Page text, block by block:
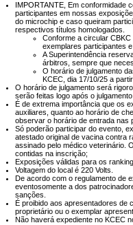
IMPORTANTE, Em conformidade
participantes em nossas
do microchip e caso queiram
respectivos títulos homologados.
Conforme a circular
exemplares participantes
A Superintendência
árbitros, sempre que
O horário de julgamento
KCEC, dia 17/10/25 a
O horário de julgamento será
serão feitas logo após o
É de extrema importância que os
auxiliares, quanto ao horário de
observar o horário de entrada nas
Só poderão participar do evento,
atestado original de vacina contra
assinado pelo médico veterinário.
contidas na inscrição;
Exposições válidas para os
Voltagem do local é 220 Volts.
De acordo com o regulamento de
eventosomente a dos
sanções.
É proibido aos apresentadores de
proprietário ou o exemplar
Não haverá expediente no KCEC